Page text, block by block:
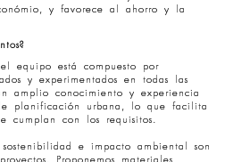
y favorece al ahorro y la
equipo está compuesto por
y experimentados en todas las
amplio conocimiento y experiencia
planificación urbana, lo que facilita
cumplan con los requisitos.
e impacto ambiental son
Proponemos materiales